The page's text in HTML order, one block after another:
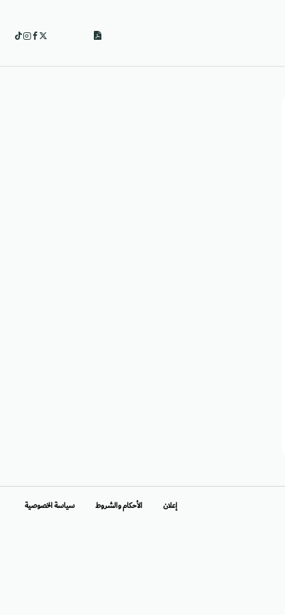
إعلان الأحكام والشروط سياسة الخصوصية